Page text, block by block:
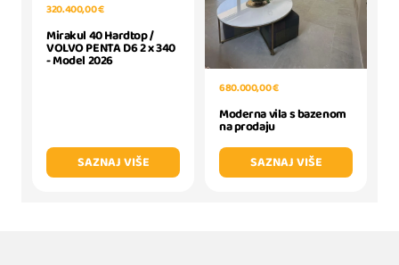
320.400,00 €
Mirakul 40 Hardtop /
VOLVO PENTA D6 2 x 340
- Model 2026
SAZNAJ VIŠE
680.000,00 €
Moderna vila s bazenom
na prodaju
SAZNAJ VIŠE